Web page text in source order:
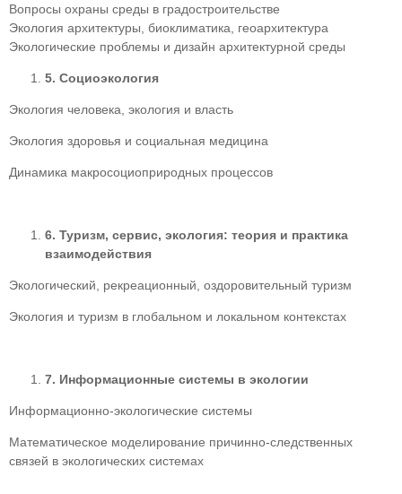
Вопросы охраны среды в градостроительстве
Экология архитектуры, биоклиматика, геоархитектура
Экологические проблемы и дизайн архитектурной среды
5. Социоэкология
Экология человека, экология и власть
Экология здоровья и социальная медицина
Динамика макросоциоприродных процессов
6. Туризм, сервис, экология: теория и практика
взаимодействия
Экологический, рекреационный, оздоровительный туризм
Экология и туризм в глобальном и локальном контекстах
7. Информационные системы в экологии
Информационно-экологические системы
Математическое моделирование причинно-следственных
связей в экологических системах